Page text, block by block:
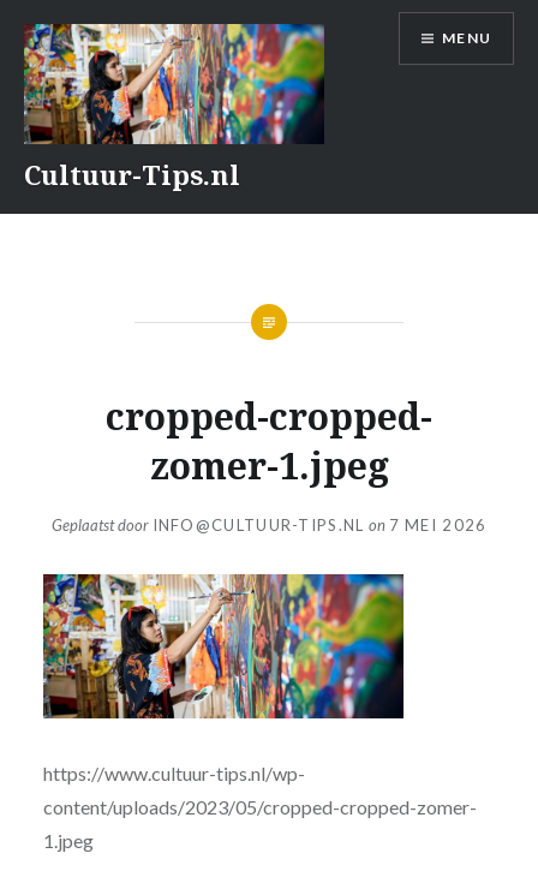
inhoud
springen
Cultuur-Tips.nl
MENU
cropped-cropped-
zomer-1.jpeg
Geplaatst door INFO@CULTUUR-TIPS.NL on 7 MEI 2026
https://www.cultuur-tips.nl/wp-
content/uploads/2023/05/cropped-cropped-zomer-
1.jpeg